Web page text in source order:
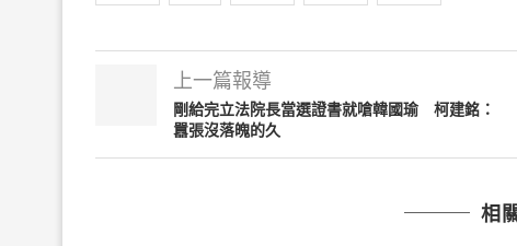
上一篇報導
剛給完立法院長當選證書就嗆韓國瑜 柯建銘：
囂張沒落魄的久
相